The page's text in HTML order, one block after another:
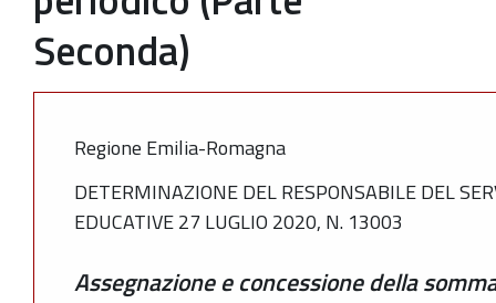
Seconda)
Regione Emilia-Romagna
DETERMINAZIONE DEL RESPONSABILE DEL
EDUCATIVE 27 LUGLIO 2020, N. 13003
Assegnazione e concessione della